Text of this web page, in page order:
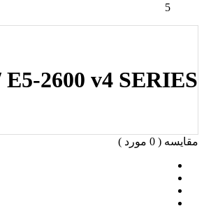
5
2600 v4 SERIES
مقایسه ( 0 مورد )